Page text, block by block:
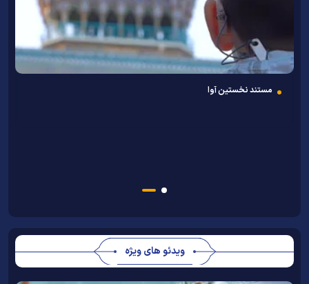
مستند نخستین آوا
ویدئو های ویژه